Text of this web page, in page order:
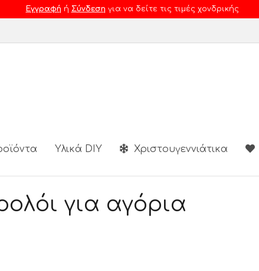
Εγγραφή ή Σύνδεση για να δείτε τις τιμές χονδρικής
Υλικά DIY Χριστουγεννιάτικα
για αγόρια